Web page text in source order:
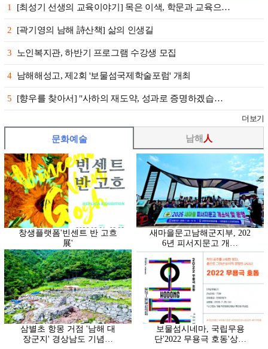
1 [최성기 선생의 교육이야기] 목은 이색, 학문과 교육으…
2 [곽기영의 남해 詩산책] 삶의 인생길
3 노인복지관, 하반기 프로그램 수강생 모집
4 남해해성고, 제2회 '보물섬국제학술포럼' 개최
5 [향우를 찾아서] "사하의 재도약, 성과로 증명하겠습…
더보기
문화예술
창생플랫폼'빈센트 반 고흐
展'
새마을문고남해군지부, 202
6년 피서지문고 개…
삼별초 항몽 거점 '남해 대
장군지' 경상남도 기념…
보물섬시네마, 국립무용
단'2022 무용극 호동'상…
남해 人